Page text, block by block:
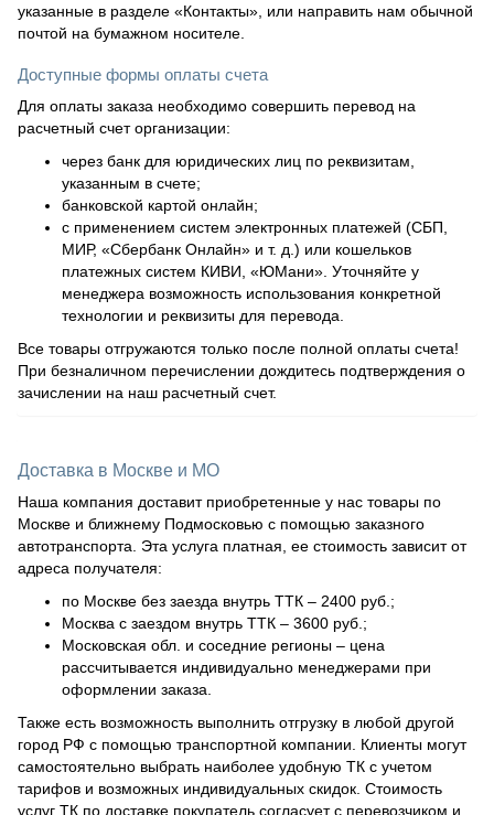
указанные в разделе «Контакты», или направить нам обычной
почтой на бумажном носителе.
Доступные формы оплаты счета
Для оплаты заказа необходимо совершить перевод на
расчетный счет организации:
через банк для юридических лиц по реквизитам,
указанным в счете;
банковской картой онлайн;
с применением систем электронных платежей (СБП,
МИР, «Сбербанк Онлайн» и т. д.) или кошельков
платежных систем КИВИ, «ЮМани». Уточняйте у
менеджера возможность использования конкретной
технологии и реквизиты для перевода.
Все товары отгружаются только после полной оплаты счета!
При безналичном перечислении дождитесь подтверждения о
зачислении на наш расчетный счет.
Доставка в Москве и МО
Наша компания доставит приобретенные у нас товары по
Москве и ближнему Подмосковью с помощью заказного
автотранспорта. Эта услуга платная, ее стоимость зависит от
адреса получателя:
по Москве без заезда внутрь ТТК – 2400 руб.;
Москва с заездом внутрь ТТК – 3600 руб.;
Московская обл. и соседние регионы – цена
рассчитывается индивидуально менеджерами при
оформлении заказа.
Также есть возможность выполнить отгрузку в любой другой
город РФ с помощью транспортной компании. Клиенты могут
самостоятельно выбрать наиболее удобную ТК с учетом
тарифов и возможных индивидуальных скидок. Стоимость
услуг ТК по доставке покупатель согласует с перевозчиком и